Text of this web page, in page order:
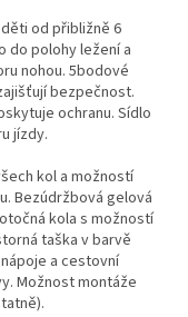
od přibližně 6
do polohy ležení a
nohou. 5bodové
bezpečnost.
ochranu. Sídlo
jízdy.
kol a možností
Bezúdržbová gelová
kola s možností
taška v barvě
a cestovní
Možnost montáže